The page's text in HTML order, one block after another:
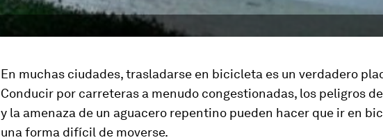
En muchas ciudades, trasladarse en bicicleta es un verdadero
Conducir por carreteras a menudo congestionadas, los peligros
y la amenaza de un aguacero repentino pueden hacer que ir en
una forma difícil de moverse.